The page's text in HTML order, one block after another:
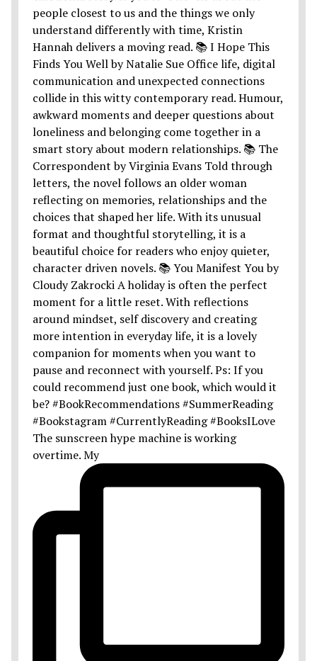
The sunscreen hype machine is working
overtime. My